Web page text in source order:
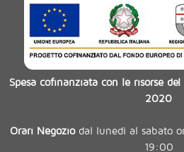
Spesa cofinanziata con le risorse
2020
Orari Negoziodal lunedì al sabato
19:00